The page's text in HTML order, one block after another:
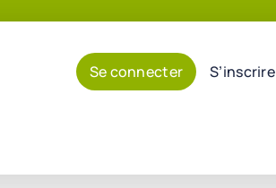
Se connecter S’inscrire